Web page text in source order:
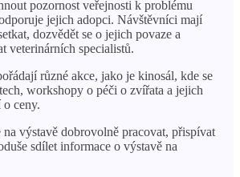
pozornost veřejnosti k problému
jejich adopci. Návštěvníci mají
dozvědět se o jejich povaze a
veterinárních specialistů.
různé akce, jako je kinosál, kde se
workshopy o péči o zvířata a jejich
ceny.
na výstavě dobrovolně pracovat, přispívat
sdílet informace o výstavě na